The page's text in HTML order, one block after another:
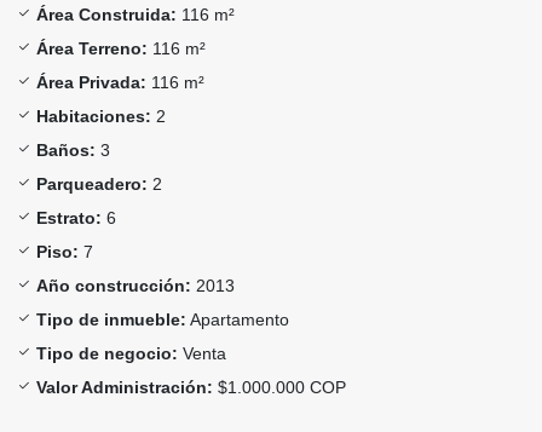
Área Construida: 116 m²
Área Terreno: 116 m²
Área Privada: 116 m²
Habitaciones: 2
Baños: 3
Parqueadero: 2
Estrato: 6
Piso: 7
Año construcción: 2013
Tipo de inmueble: Apartamento
Tipo de negocio: Venta
Valor Administración: $1.000.000 COP